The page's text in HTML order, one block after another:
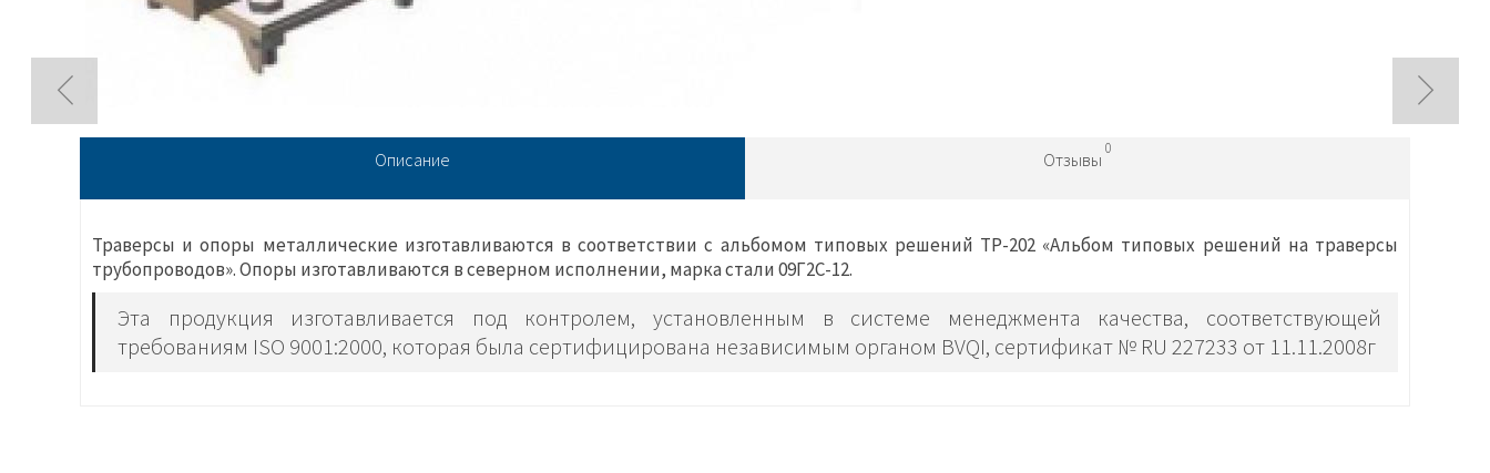
Описание Отзывы
0
Траверсы и опоры металлические изготавливаются в соответствии с альбомом типовых решений ТР-202 «Альбом типовых решений на траверсы
трубопроводов». Опоры изготавливаются в северном исполнении, марка стали 09Г2С-12.
Эта продукция изготавливается под контролем, установленным в системе менеджмента качества, соответствующей
требованиям ISO 9001:2000, которая была сертифицирована независимым органом BVQI, сертификат № RU 227233 от 11.11.2008г